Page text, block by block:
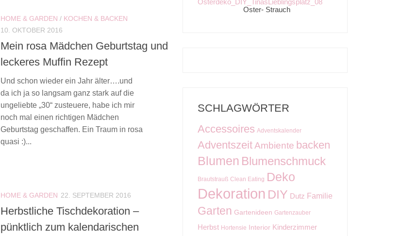
HOME & GARDEN / KOCHEN & BACKEN
10. OKTOBER 2016
Mein rosa Mädchen Geburtstag und
leckeres Muffin Rezept
Und schon wieder ein Jahr älter….und
da ich ja so langsam ganz stark auf die
ungeliebte „30“ zusteuere, habe ich mir
noch mal einen richtigen Mädchen
Geburtstag geschaffen. Ein Traum in rosa
quasi :)...
HOME & GARDEN 22. SEPTEMBER 2016
Herbstliche Tischdekoration –
pünktlich zum kalendarischen
Oster- Strauch
SCHLAGWÖRTER
Accessoires Adventskalender
AdventszeitAmbiente backen
Blumen Blumenschmuck
Brautstrauß Clean Eating Deko
Dekoration DIY Dutz Familie
Garten Gartenideen Gartenzauber
Herbst Hortensie Interior Kinderzimmer